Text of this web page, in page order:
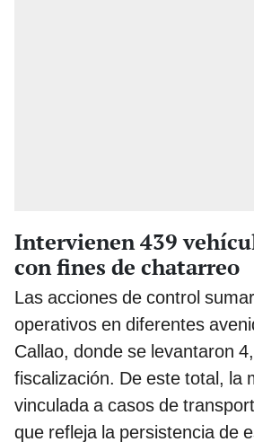
Intervienen 439
con fines de chatarreo
Las acciones de control
operativos en diferentes
Callao, donde se levantaron
fiscalización. De este total, la
vinculada a casos de
que refleja la persistencia de